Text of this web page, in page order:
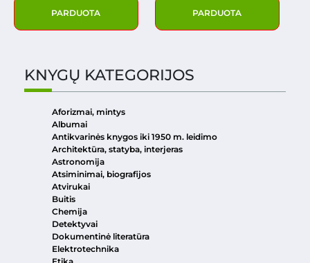
PARDUOTA PARDUOTA
KNYGŲ KATEGORIJOS
Aforizmai, mintys
Albumai
Antikvarinės knygos iki 1950 m. leidimo
Architektūra, statyba, interjeras
Astronomija
Atsiminimai, biografijos
Atvirukai
Buitis
Chemija
Detektyvai
Dokumentinė literatūra
Elektrotechnika